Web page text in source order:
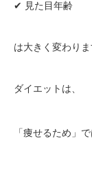
✔ 見た目年齢
は大きく変わりま
ダイエットは、
「痩せるため」で